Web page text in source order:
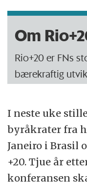
Om
Rio+20 er FNs
bærekraftig
20.-22. juni 2012,
konferansen.
Målet med
engasjement
I neste uke
byråkrater fra
Janeiro i Brasil
+20. Tjue år
konferansen